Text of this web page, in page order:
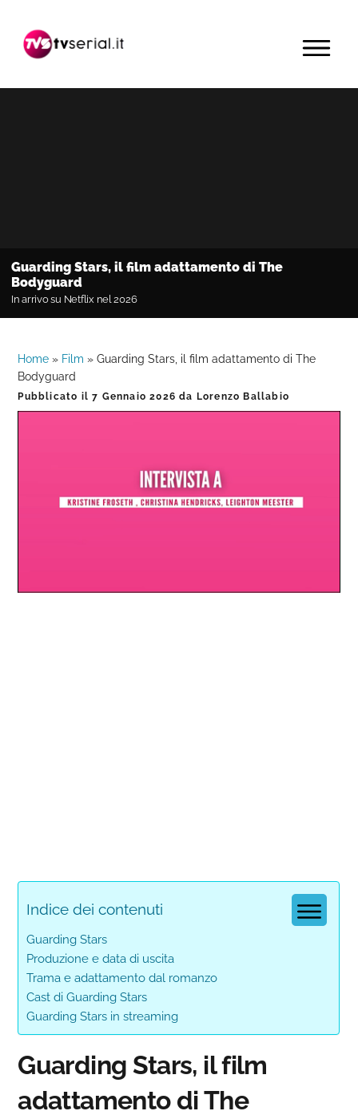
navigazione
contenuto
barra
primaria
MENU
Guarding Stars, il film adattamento di The
Bodyguard
In arrivo su Netflix nel 2026
Home » Film »Guarding Stars, il film adattamento di The
Bodyguard
Pubblicato il7 Gennaio 2026 da Lorenzo Ballabio
0%
0%
Indice dei contenuti
Guarding Stars
Produzione e data di uscita
Trama e adattamento dal romanzo
Cast di Guarding Stars
Guarding Stars in streaming
Guarding Stars, il film
adattamento di The